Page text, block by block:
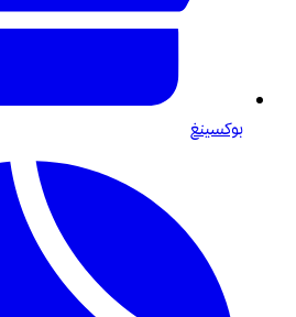
بوكسينغ